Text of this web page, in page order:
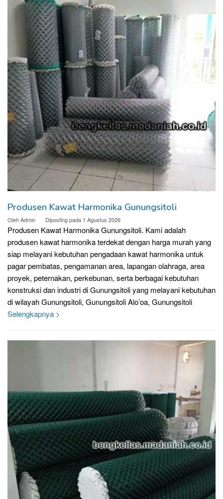
Produsen Kawat Harmonika Gunungsitoli
OlehAdmin Diposting pada 1 Agustus 2026
Produsen Kawat Harmonika Gunungsitoli. Kami adalah
produsen kawat harmonika terdekat dengan harga murah yang
siap melayani kebutuhan pengadaan kawat harmonika untuk
pagar pembatas, pengamanan area, lapangan olahraga, area
proyek, peternakan, perkebunan, serta berbagai kebutuhan
konstruksi dan industri di Gunungsitoli yang melayani kebutuhan
di wilayah Gunungsitoli, Gunungsitoli Alo’oa, Gunungsitoli
Selengkapnya >